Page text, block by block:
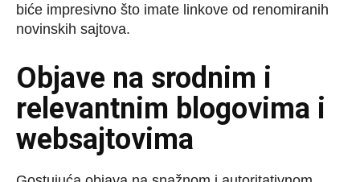
biće impresivno što imate linkove od renomiranih
novinskih sajtova.
Objave na srodnim i
relevantnim blogovima i
websajtovima